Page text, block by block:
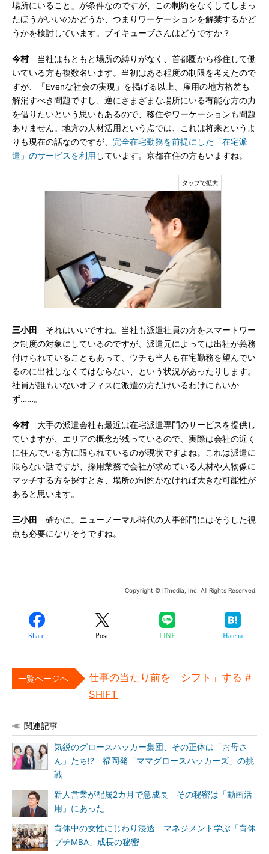
場所にいること」が条件なのですが、この制約をなくしてしまっ
たほうがいいのかどうか、つまりワーケーションを解禁するかど
うかを検討しています。ブイキューブさんはどうですか？
今村当社はもともと場所の縛りがなく、首都圏から移住して働
いている方も複数名います。当初はある程度の制限を考えたので
すが、「Evenな社会の実現」を掲げる以上、雇用の地方格差も
解消すべき問題ですし、逆にさまざまな場所にいる有能な方の力
を借りたいという思いもあるので、移住やワーケーションも問題
ありません。地方の人材活用という点では、これは将来というよ
りも現在の話なのですが、 完全在宅勤務を前提にした「在宅派
遣」のサービスを利用 しています。京都在住の方もいますね。
三小田
それはいいですね。当社も派遣社員の方をスマートワー
ク制度の対象にしているのですが、派遣元によっては出社が義務
付けられていることもあって、ウチも当人も在宅勤務を望んでい
るのに出社しなくてはならない、という状況があったりします。
社員が誰もいないオフィスに派遣の方だけいるわけにもいか
ず……。
今村大手の派遣会社も最近は在宅派遣専門のサービスを提供し
ていますが、エリアの概念が残っているので、実際は会社の近く
に住んでいる方に限られているのが現状ですよね。これは派遣に
限らない話ですが、採用業務で会社が求めている人材や人物像に
マッチする方を探すとき、場所の制約がなければ大きな可能性が
あると思います。
三小田
確かに。ニューノーマル時代の人事部門にはそうした視
点も必要になりそうですね。
Copyright © ITmedia, Inc. All Rights Reserved.
Share Post LINE Hatena
一覧ページへ
仕事の当たり前を「シフト」する #
SHIFT
関連記事
気鋭のグロースハッカー集団、その正体は「お母さ
ん」たち!? 福岡発「ママグロースハッカーズ」の挑
戦
新人営業が配属2カ月で急成長 その秘密は「動画活
用」にあった
育休中の女性にじわり浸透 マネジメント学ぶ「育休
プチMBA」成長の秘密